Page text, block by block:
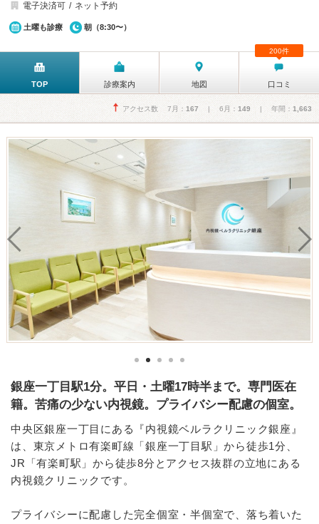
電子決済可
ネット予約
土曜も診療 朝（8:30〜）
TOP 診療案内 地図 口コミ
200件
アクセス数 7月： 167 | 6月： 149 | 年間： 1,663
銀座一丁目駅1分。平日・土曜17時半まで。専門医在
籍。苦痛の少ない内視鏡。プライバシー配慮の個室。
中央区銀座一丁目にある『内視鏡ベルラクリニック銀座』
は、東京メトロ有楽町線「銀座一丁目駅」から徒歩1分、
JR「有楽町駅」から徒歩8分とアクセス抜群の立地にある
内視鏡クリニックです。
プライバシーに配慮した完全個室・半個室で、落ち着いた